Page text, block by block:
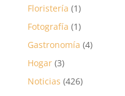
Floristería (1)
Fotografía (1)
Gastronomía (4)
Hogar(3)
Noticias (426)